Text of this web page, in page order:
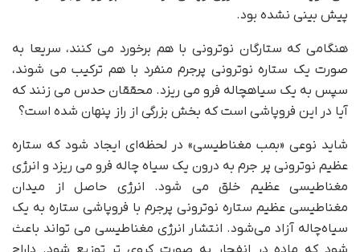
پیش بینی نشده بود.
هنگامی که ستارگان نوترونی با هم برخورد می کنند، سریعا به
صورت یک ستاره نوترونی پرجرم منفرد با هم ترکیب می شوند،
سپس به یک سیاهچاله فرو می ریزد. محققان حدس می زنند که
آیا در این فروپاشی است که بخش بزرگی از راز پنهان شده است؟
شاید نوعی «بمب مغناطیسی» در لحظه‌ای ایجاد شود که ستاره
عظیم نوترونی پر جرم به درون یک سیاه چاله فرو می ریزد و انرژی
مغناطیسی عظیم خلق می شود. انرژی حاصل از میدان
مغناطیسی عظیم ستاره نوترونی پرجرم با فروپاشی ستاره به یک
سیاه‌چاله آزاد می‌شود. انتشار انرژی مغناطیسی می تواند باعث